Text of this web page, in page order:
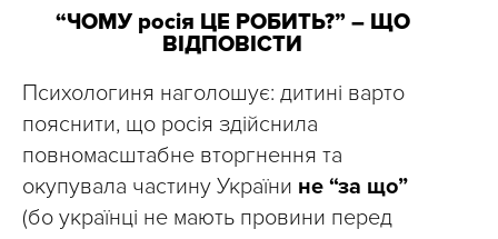
“ЧОМУ росія ЦЕ РОБИТЬ?” – ЩО
ВІДПОВІСТИ
Психологиня наголошує: дитині варто
пояснити, що росія здійснила
повномасштабне вторгнення та
окупувала частину України не “за що”
(бо українці не мають провини перед